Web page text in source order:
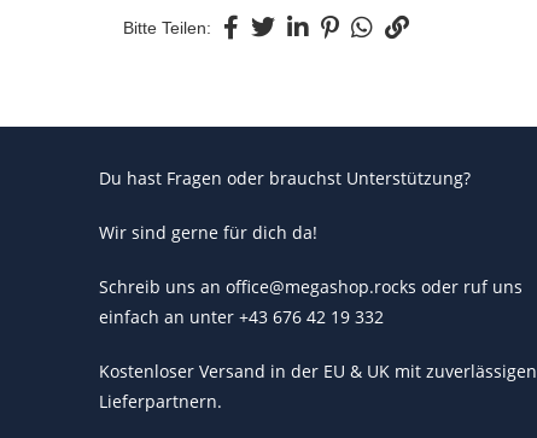
Bitte Teilen:
Du hast Fragen oder brauchst Unterstützung?
Wir sind gerne für dich da!
Schreib uns an office@megashop.rocks oder ruf uns
einfach an unter +43 676 42 19 332
Kostenloser Versand in der EU & UK mit zuverlässigen
Lieferpartnern.